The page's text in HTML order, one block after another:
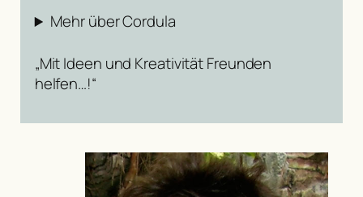
Mehr über Cordula
„Mit Ideen und Kreativität Freunden
helfen…!“